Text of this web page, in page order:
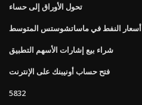
تحول الأوراق إلى حساء
أسعار النفط في ماساتشوستس المتوسط
شراء بيع إشارات الأسهم التطبيق
فتح حساب أونيبنك على الإنترنت
5832